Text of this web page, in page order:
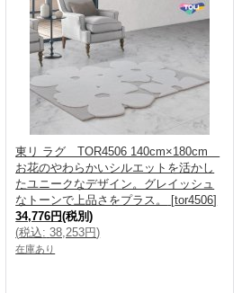
東リ ラグ TOR4506 140cm×180cm
お花のやわらかいシルエットを活かし
たユニークなデザイン。グレイッシュ
なトーンで上品さをプラス。
[tor4506]
34,776円(税別)
(税込: 38,253円)
在庫あり